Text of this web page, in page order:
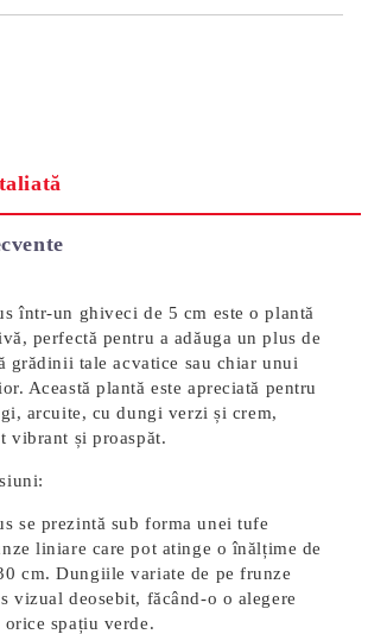
într-un ghiveci de 5 cm este o plantă
perfectă pentru a adăuga un plus de
grădinii tale acvatice sau chiar unui
Această plantă este apreciată pentru
arcuite, cu dungi verzi și crem,
vibrant și proaspăt.
se prezintă sub forma unei tufe
liniare care pot atinge o înălțime de
cm. Dungiile variate de pe frunze
vizual deosebit, făcând-o o alegere
spațiu verde.